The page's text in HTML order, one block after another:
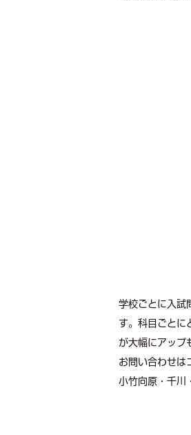
学校ごとに入試
す。科目ごとに
が大幅にアップ
お問い合わせ
小竹向原・千川